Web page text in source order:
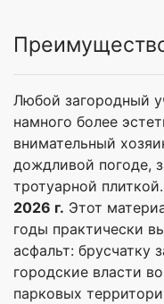
Любой загородный
намного более
внимательный
дождливой погоде,
тротуарной
2026 г. Этот
годы практически
асфальт: брусчатку
городские власти
парковых